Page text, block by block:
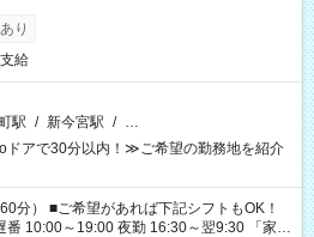
り
給
駅 / 新今宮駅 / …
ドアで30分以内！≫ご希望の勤務地を紹介
フトもOK！
10:00～19:00 夜勤 16:30～翌9:30 「家族